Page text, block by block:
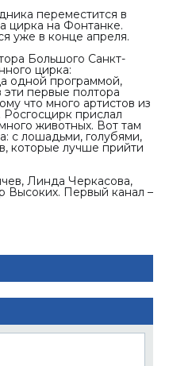
переместится в
цирка на Фонтанке.
уже в конце апреля.
Большого Санкт-
цирка:
одной программой,
первые полтора
что много артистов из
прислал
животных. Вот там
с лошадьми, голубями,
которые лучше прийти
Линда Черкасова,
Первый канал –